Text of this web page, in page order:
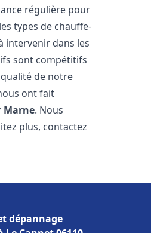
régulière pour
types de chauffe-
intervenir dans les
sont compétitifs
de notre
ont fait
Marne. Nous
plus, contactez
dépannage